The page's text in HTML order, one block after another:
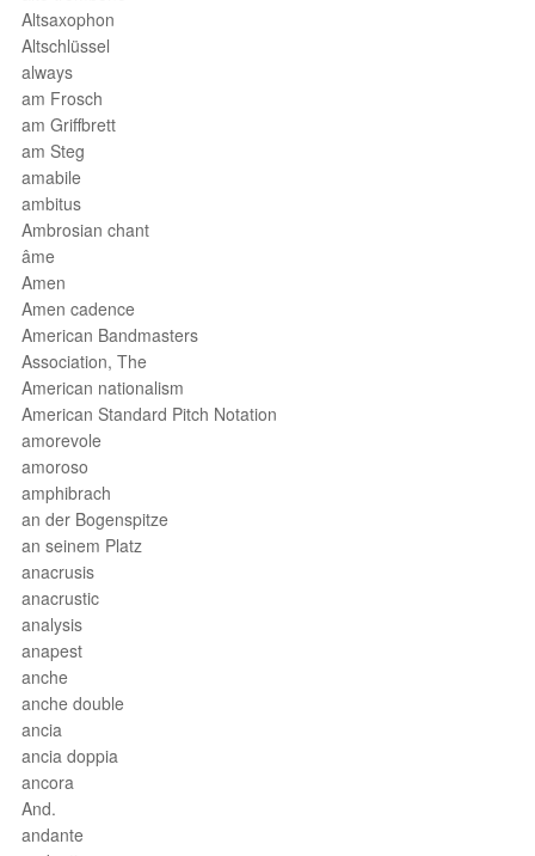
Altsaxophon
Altschlüssel
always
am Frosch
am Griffbrett
am Steg
amabile
ambitus
Ambrosian chant
âme
Amen
Amen cadence
American Bandmasters
Association, The
American nationalism
American Standard Pitch Notation
amorevole
amoroso
amphibrach
an der Bogenspitze
an seinem Platz
anacrusis
anacrustic
analysis
anapest
anche
anche double
ancia
ancia doppia
ancora
And.
andante